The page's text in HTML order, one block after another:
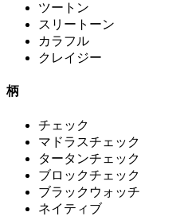
ツートン
スリートーン
カラフル
クレイジー
柄
チェック
マドラスチェック
タータンチェック
ブロックチェック
ブラックウォッチ
ネイティブ